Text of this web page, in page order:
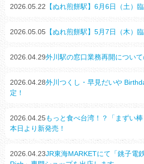
2026.05.22 【ぬれ煎餅駅】6月6日（土）
2026.05.05 【ぬれ煎餅駅】5月7日（木）
2026.04.29外川駅の窓口業務再開につい
2026.04.28外川つくし・早見だいや
定！
2026.04.25もっと食べ台湾！？「まずい
本日より新発売！
2026.04.23JR東海MARKETにて「銚子電